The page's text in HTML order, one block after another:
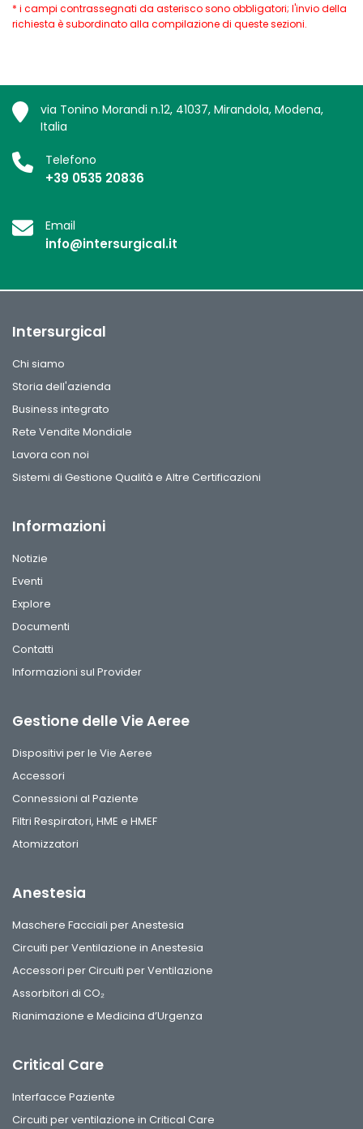
* i campi contrassegnati da asterisco sono obbligatori; l'invio della
richiesta è subordinato alla compilazione di queste sezioni.
via Tonino Morandi n.12, 41037, Mirandola, Modena,
Italia
Telefono
+39 0535 20836
Email
info@intersurgical.it
Intersurgical
Chi siamo
Storia dell'azienda
Business integrato
Rete Vendite Mondiale
Lavora con noi
Sistemi di Gestione Qualità e Altre Certificazioni
Informazioni
Notizie
Eventi
Explore
Documenti
Contatti
Informazioni sul Provider
Gestione delle Vie Aeree
Dispositivi per le Vie Aeree
Accessori
Connessioni al Paziente
Filtri Respiratori, HME e HMEF
Atomizzatori
Anestesia
Maschere Facciali per Anestesia
Circuiti per Ventilazione in Anestesia
Accessori per Circuiti per Ventilazione
Assorbitori di CO₂
Rianimazione e Medicina d’Urgenza
Critical Care
Interfacce Paziente
Circuiti per ventilazione in Critical Care